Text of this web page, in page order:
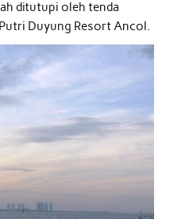
ditutupi oleh tenda
Duyung Resort Ancol.